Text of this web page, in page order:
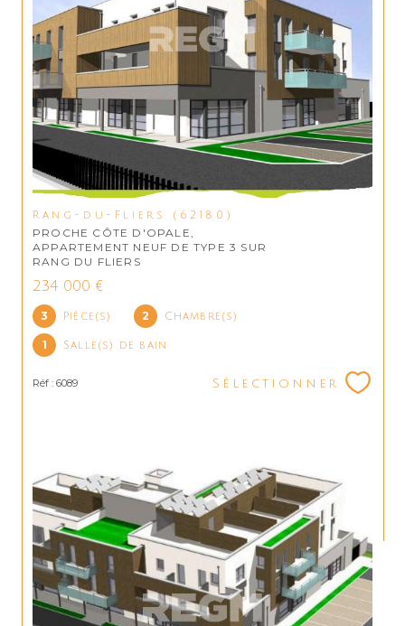
Rang-du-Fliers (62180)
PROCHE CÔTE D'OPALE,
APPARTEMENT NEUF DE TYPE 3 SUR
RANG DU FLIERS
234 000 €
3 Pièce(s) 2 Chambre(s)
1 Salle(s) de bain
Réf : 6089 Sélectionner